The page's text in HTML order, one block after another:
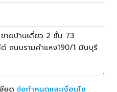
ยด ข้อกำหนดและเงื่อนไข